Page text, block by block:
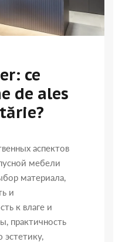
ce
de ales
аспектов
мебели
материала,
и
к влаге и
практичность
эстетику,